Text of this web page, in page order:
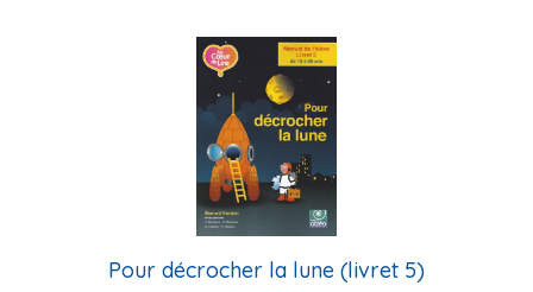
Pour décrocher la lune (livret 5)